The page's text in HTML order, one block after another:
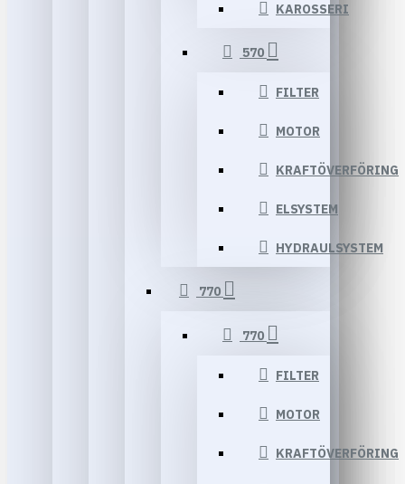
KAROSSERI
570
FILTER
MOTOR
KRAFTÖVERFÖRING
ELSYSTEM
HYDRAULSYSTEM
770
770
FILTER
MOTOR
KRAFTÖVERFÖRING